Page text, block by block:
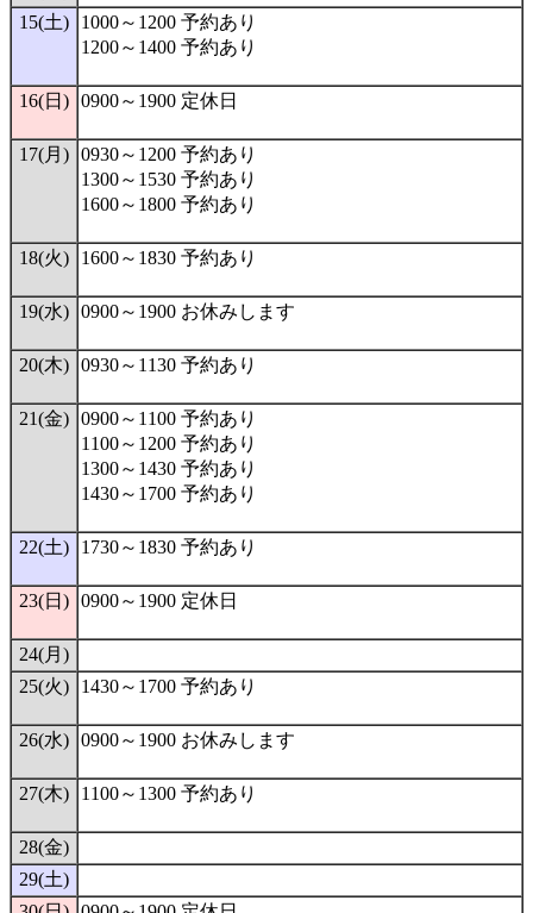
15(土)
1000～1200 予約あり
1200～1400 予約あり
16(日) 0900～1900 定休日
17(月) 0930～1200 予約あり
1300～1530 予約あり
1600～1800 予約あり
18(火) 1600～1830 予約あり
19(水) 0900～1900 お休みします
20(木) 0930～1130 予約あり
21(金) 0900～1100 予約あり
1100～1200 予約あり
1300～1430 予約あり
1430～1700 予約あり
22(土) 1730～1830 予約あり
23(日) 0900～1900 定休日
24(月)
25(火)
1430～1700 予約あり
26(水) 0900～1900 お休みします
27(木) 1100～1300 予約あり
28(金)
29(土)